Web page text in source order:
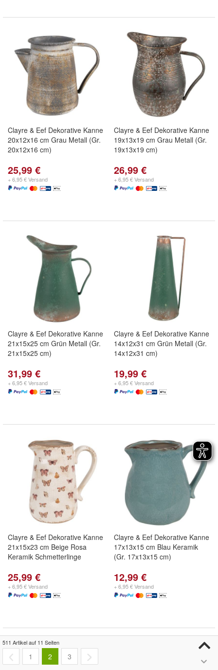
Clayre & Eef Dekorative Kanne
20x12x16 cm Grau Metall (Gr.
20x12x16 cm)
25,99 €
+ 6,95 € Versand
Clayre & Eef Dekorative Kanne
19x13x19 cm Grau Metall (Gr.
19x13x19 cm)
26,99 €
+ 6,95 € Versand
Clayre & Eef Dekorative Kanne
21x15x25 cm Grün Metall (Gr.
21x15x25 cm)
31,99 €
+ 6,95 € Versand
Clayre & Eef Dekorative Kanne
14x12x31 cm Grün Metall (Gr.
14x12x31 cm)
19,99 €
+ 6,95 € Versand
Clayre & Eef Dekorative Kanne
21x15x23 cm Beige Rosa
Keramik Schmetterlinge
25,99 €
+ 6,95 € Versand
Clayre & Eef Dekorative Kanne
17x13x15 cm Blau Keramik
(Gr. 17x13x15 cm)
12,99 €
+ 6,95 € Versand
511 Artikel auf 11 Seiten
1 2 3